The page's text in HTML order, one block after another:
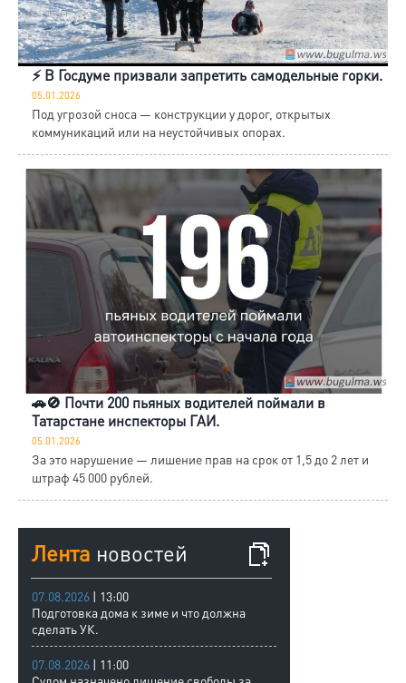
⚡️ В Госдуме призвали запретить самодельные горки.
05.01.2026
Под угрозой сноса — конструкции у дорог, открытых
коммуникаций или на неустойчивых опорах.
🚗🚫 Почти 200 пьяных водителей поймали в
Татарстане инспекторы ГАИ.
05.01.2026
За это нарушение — лишение прав на срок от 1,5 до 2 лет и
штраф 45 000 рублей.
Лента новостей
07.08.2026 | 13:00
Подготовка дома к зиме и что должна
сделать УК.
07.08.2026 | 11:00